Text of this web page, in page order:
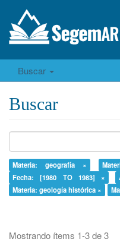
Buscar
Buscar
Materia: geografía ×
Fecha: [1980 TO 1983] ×
Materia: geología histórica ×
Mostrando ítems 1-3 de 3